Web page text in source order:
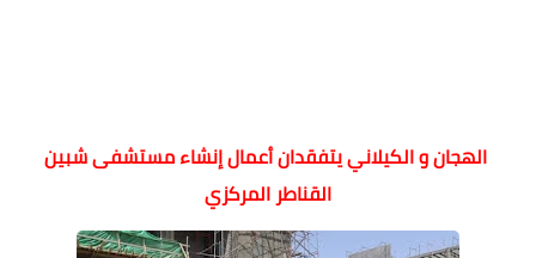
الهجان و الكيلاني يتفقدان أعمال إنشاء مستشفى شبين
القناطر المركزي